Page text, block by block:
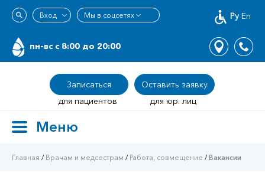
Ру En
пн-вс c 8:00 до 20:00
Записаться
Оставить заявку
для пациентов
для юр. лиц
ToggleМеню
Главная / Врачам и медсестрам / Работа, совмещение /Вакансии